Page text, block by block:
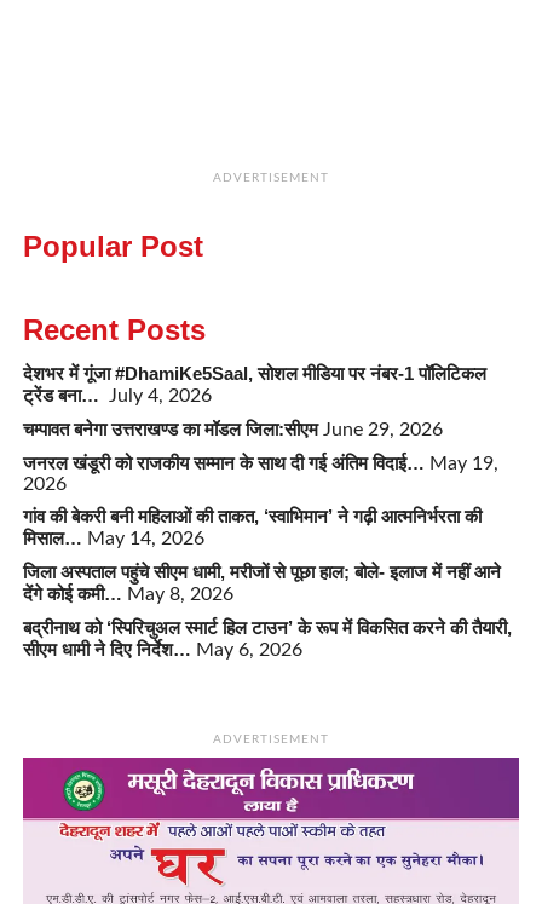
ADVERTISEMENT
Popular Post
Recent Posts
देशभर में गूंजा #DhamiKe5Saal, सोशल मीडिया पर नंबर-1 पॉलिटिकल
ट्रेंड बना…
July 4, 2026
चम्पावत बनेगा उत्तराखण्ड का मॉडल जिला:सीएम June 29, 2026
जनरल खंडूरी को राजकीय सम्मान के साथ दी गई अंतिम विदाई… May 19,
2026
गांव की बेकरी बनी महिलाओं की ताकत, ‘स्वाभिमान’ ने गढ़ी आत्मनिर्भरता की
मिसाल… May 14, 2026
जिला अस्पताल पहुंचे सीएम धामी, मरीजों से पूछा हाल; बोले- इलाज में नहीं आने
देंगे कोई कमी… May 8, 2026
बद्रीनाथ को ‘स्पिरिचुअल स्मार्ट हिल टाउन’ के रूप में विकसित करने की तैयारी,
सीएम धामी ने दिए निर्देश… May 6, 2026
ADVERTISEMENT